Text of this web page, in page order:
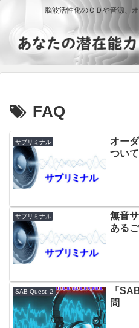
脳波活性化のＣＤや音源、
FAQ
サブリミナル
オー
つい
サブリミナル
無音
ある
SAB Quest ２
「
問